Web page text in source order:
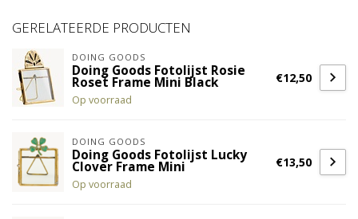
GERELATEERDE PRODUCTEN
DOING GOODS
Doing Goods Fotolijst Rosie
Roset Frame Mini Black
Op voorraad
€12,50
DOING GOODS
Doing Goods Fotolijst Lucky
Clover Frame Mini
Op voorraad
€13,50